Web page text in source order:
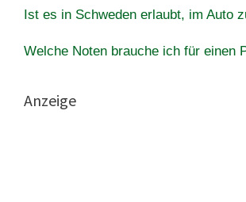
Ist es in Schweden erlaubt, im Auto
Welche Noten brauche ich für einen
Anzeige